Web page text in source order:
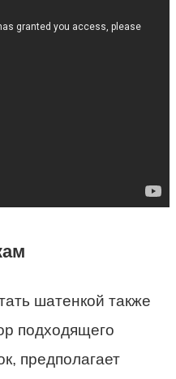
шатенкой также
подходящего
предполагает